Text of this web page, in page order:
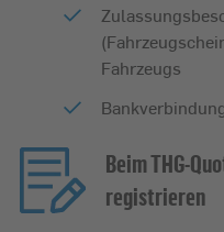
Fahrzeugs
Beim THG-
registrieren